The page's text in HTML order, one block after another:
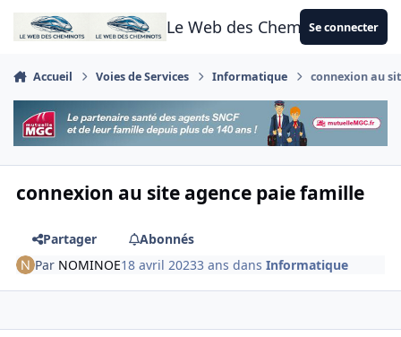
Aller au contenu
Le Web des CheminotsSe connecter
Accueil Voies de Services Informatique connexion au
connexion au site agence paie famille
Partager
Abonnés
Par NOMINOE18 avril 20233 ans dansInformatique